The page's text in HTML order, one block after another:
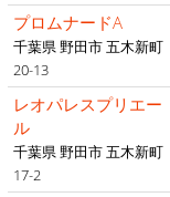
プロムナードA
千葉県 野田市 五木新町
20-13
レオパレスプリエー
ル
千葉県 野田市 五木新町
17-2